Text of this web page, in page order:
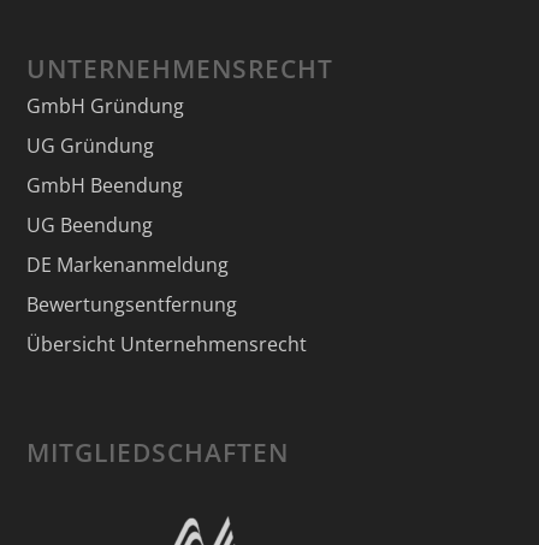
UNTERNEHMENSRECHT
GmbH Gründung
UG Gründung
GmbH Beendung
UG Beendung
DE Markenanmeldung
Bewertungsentfernung
Übersicht Unternehmensrecht
MITGLIEDSCHAFTEN